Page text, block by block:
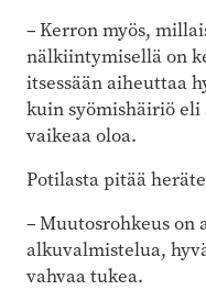
– Kerron myös,
nälkiintymisellä on
itsessään aiheuttaa
kuin syömishäiriö
vaikeaa oloa.
Potilasta pitää
– Muutosrohkeus on
alkuvalmistelua,
vahvaa tukea.